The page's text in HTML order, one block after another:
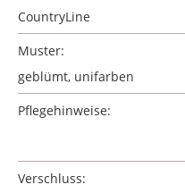
CountryLine
Muster:
geblümt, unifarben
Pflegehinweise:
Verschluss: